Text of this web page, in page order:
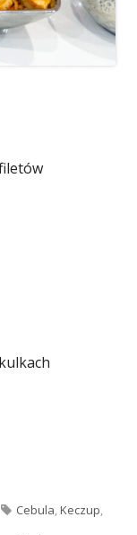
z duszoną
Tagi
Cebula,Keczup,